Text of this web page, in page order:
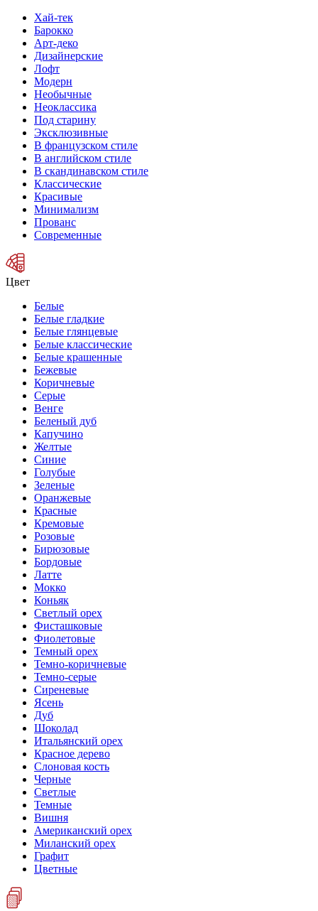
Хай-тек
Барокко
Арт-деко
Дизайнерские
Лофт
Модерн
Необычные
Неоклассика
Под старину
Эксклюзивные
В французском стиле
В английском стиле
В скандинавском стиле
Классические
Красивые
Минимализм
Прованс
Современные
Цвет
Белые
Белые гладкие
Белые глянцевые
Белые классические
Белые крашенные
Бежевые
Коричневые
Серые
Венге
Беленый дуб
Капучино
Желтые
Синие
Голубые
Зеленые
Оранжевые
Красные
Кремовые
Розовые
Бирюзовые
Бордовые
Латте
Мокко
Коньяк
Светлый орех
Фисташковые
Фиолетовые
Темный орех
Темно-коричневые
Темно-серые
Сиреневые
Ясень
Дуб
Шоколад
Итальянский орех
Красное дерево
Слоновая кость
Черные
Светлые
Темные
Вишня
Американский орех
Миланский орех
Графит
Цветные